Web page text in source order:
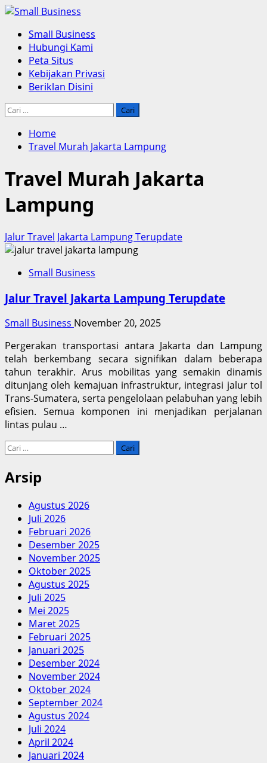
Skip
content
Primary
Menu
Small Business
Hubungi Kami
Peta Situs
Kebijakan Privasi
Beriklan Disini
Cari
Home
Travel Murah Jakarta Lampung
Travel Murah Jakarta
Lampung
Jalur Travel Jakarta Lampung Terupdate
Small Business
Jalur Travel Jakarta Lampung Terupdate
Small Business November 20, 2025
Pergerakan transportasi antara Jakarta dan Lampung
telah berkembang secara signifikan dalam beberapa
tahun terakhir. Arus mobilitas yang semakin dinamis
ditunjang oleh kemajuan infrastruktur, integrasi jalur tol
Trans-Sumatera, serta pengelolaan pelabuhan yang lebih
efisien. Semua komponen ini menjadikan perjalanan
lintas pulau …
Cari
Arsip
Agustus 2026
Juli 2026
Februari 2026
Desember 2025
November 2025
Oktober 2025
Agustus 2025
Juli 2025
Mei 2025
Maret 2025
Februari 2025
Januari 2025
Desember 2024
November 2024
Oktober 2024
September 2024
Agustus 2024
Juli 2024
April 2024
Januari 2024